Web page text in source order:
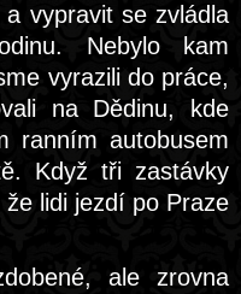
vypravit se zvládla
Nebylo kam
vyrazili do práce,
na Dědinu, kde
ranním autobusem
Když tři zastávky
lidi jezdí po Praze
ale zrovna